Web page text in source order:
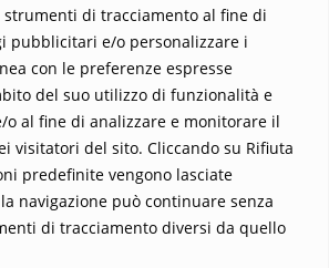
di tracciamento al fine di
pubblicitari e/o personalizzare i
con le preferenze espresse
del suo utilizzo di funzionalità e
o al fine di analizzare e monitorare il
visitatori del sito. Cliccando su Rifiuta
predefinite vengono lasciate
navigazione può continuare senza
di tracciamento diversi da quello
Home Contatti
– dona 5 €, 10 €, 25 €… il tuo contributo